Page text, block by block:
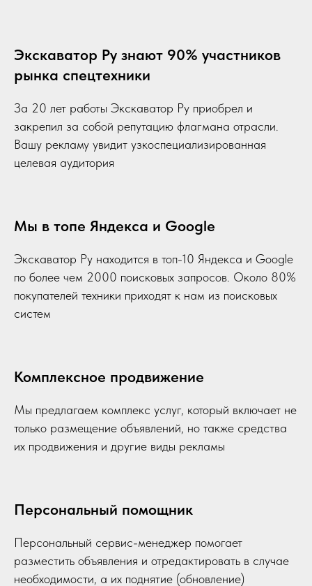
Экскаватор Ру знают 90% участников
рынка спецтехники
За 20 лет работы Экскаватор Ру приобрел и
закрепил за собой репутацию флагмана отрасли.
Вашу рекламу увидит узкоспециализированная
целевая аудитория
Мы в топе Яндекса и Google
Экскаватор Ру находится в топ-10 Яндекса и Google
по более чем 2000 поисковых запросов. Около 80%
покупателей техники приходят к нам из поисковых
систем
Комплексное продвижение
Мы предлагаем комплекс услуг, который включает не
только размещение объявлений, но также средства
их продвижения и другие виды рекламы
Персональный помощник
Персональный сервис-менеджер помогает
разместить объявления и отредактировать в случае
необходимости, а их поднятие (обновление)